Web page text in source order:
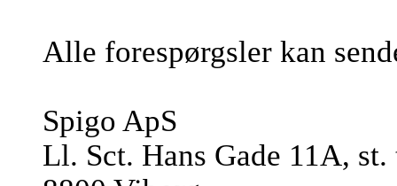
Alle forespørgsler kan
Spigo ApS
Ll. Sct. Hans Gade 11A, st.